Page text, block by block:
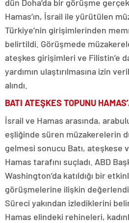
dün Doha’da bir görüşme
Hamas’ın, İsrail ile yürütülen
Türkiye’nin girişimlerinden
belirtildi. Görüşmede
ateşkes girişimleri ve Filistin’e
yardımın ulaştırılmasına izin
alındı.
BATI ATEŞKES TOPUNU
İsrail ve Hamas arasında,
eşliğinde süren müzakerelerin
gelmesi sonucu Batı, ateşkese
Hamas tarafını suçladı. ABD
Washington’da katıldığı bir
görüşmelerine ilişkin
Süreci yakından izlediklerini
Hamas elindeki rehineleri,